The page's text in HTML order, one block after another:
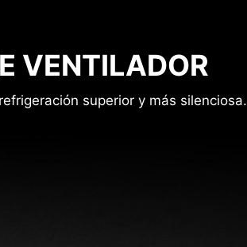
VENTILADOR
superior y más silenciosa.